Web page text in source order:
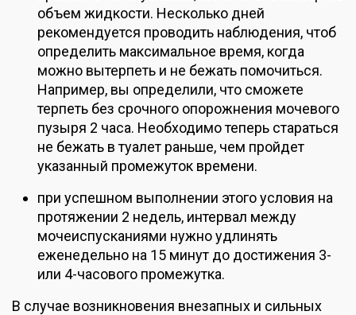
объем жидкости. Несколько дней
рекомендуется проводить наблюдения, чтоб
определить максимальное время, когда
можно вытерпеть и не бежать помочиться.
Например, вы определили, что сможете
терпеть без срочного опорожнения мочевого
пузыря 2 часа. Необходимо теперь стараться
не бежать в туалет раньше, чем пройдет
указанный промежуток времени.
при успешном выполнении этого условия на
протяжении 2 недель, интервал между
мочеиспусканиями нужно удлинять
еженедельно на 15 минут до достижения 3-
или 4-часового промежутка.
В случае возникновения внезапных и сильных